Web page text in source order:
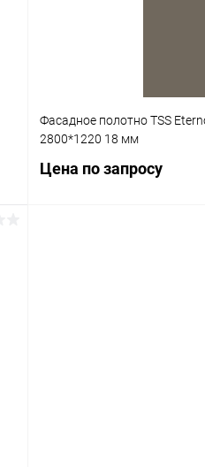
Фасадное полотно TSS
2800*1220 18 мм
Цена по запросу